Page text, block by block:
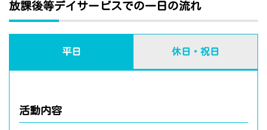
放課後等デイサービスでの一日の流れ
平日 休日・祝日
活動内容